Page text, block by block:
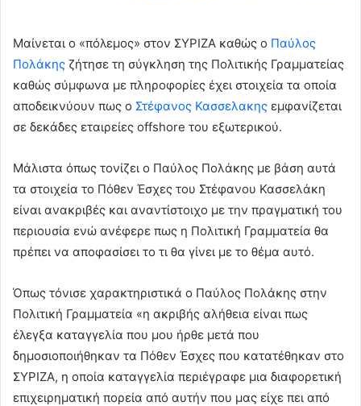
Μαίνεται ο «πόλεμος» στον ΣΥΡΙΖΑ καθώς ο Παύλος
Πολάκης ζήτησε τη σύγκληση της Πολιτικής Γραμματείας
καθώς σύμφωνα με πληροφορίες έχει στοιχεία τα οποία
αποδεικνύουν πως ο Στέφανος Κασσελακης εμφανίζεται
σε δεκάδες εταιρείες offshore του εξωτερικού.
Μάλιστα όπως τονίζει ο Παύλος Πολάκης με βάση αυτά
τα στοιχεία το Πόθεν Έσχες του Στέφανου Κασσελάκη
είναι ανακριβές και αναντίστοιχο με την πραγματική του
περιουσία ενώ ανέφερε πως η Πολιτική Γραμματεία θα
πρέπει να αποφασίσει το τι θα γίνει με το θέμα αυτό.
Όπως τόνισε χαρακτηριστικά ο Παύλος Πολάκης στην
Πολιτική Γραμματεία «η ακριβής αλήθεια είναι πως
έλεγξα καταγγελία που μου ήρθε μετά που
δημοσιοποιήθηκαν τα Πόθεν Έσχες που κατατέθηκαν στο
ΣΥΡΙΖΑ, η οποία καταγγελία περιέγραφε μια διαφορετική
επιχειρηματική πορεία από αυτήν που μας είχε πει από